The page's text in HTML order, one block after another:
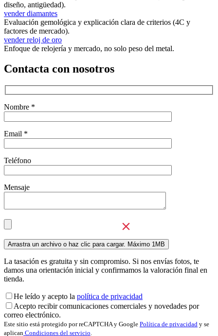
diseño, antigüedad).
vender diamantes
Evaluación gemológica y explicación clara de criterios (4C y
factores de mercado).
vender reloj de oro
Enfoque de relojería y mercado, no solo peso del metal.
Contacta con nosotros
Nombre *
Email *
Teléfono
Mensaje
La tasación es gratuita y sin compromiso. Si nos envías fotos, te
damos una orientación inicial y confirmamos la valoración final en
tienda.
He leído y acepto la política de privacidad
Acepto recibir comunicaciones comerciales y novedades por
correo electrónico.
Este sitio está protegido por reCAPTCHA y Google Política de privacidad y se
aplican Condiciones del servicio